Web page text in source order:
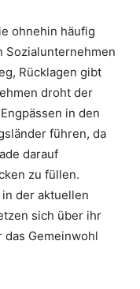
ohnehin häufig
Sozialunternehmen
Rücklagen gibt
droht der
in den
führen, da
darauf
zu füllen.
der aktuellen
sich über ihr
das Gemeinwohl